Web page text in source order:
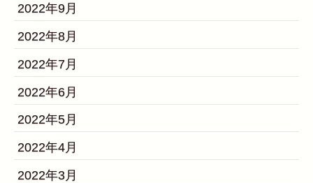
2022年9月
2022年8月
2022年7月
2022年6月
2022年5月
2022年4月
2022年3月